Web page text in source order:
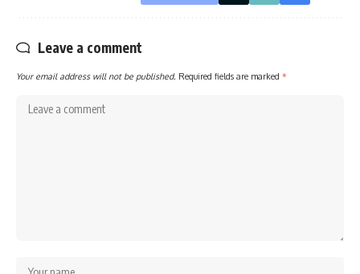
Leave a comment
Your email address will not be published. Required fields are marked *